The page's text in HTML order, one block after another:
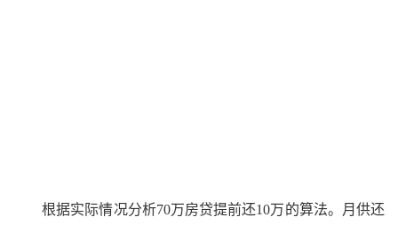
根据实际情况分析70万房贷提前还10万的算法。月供还